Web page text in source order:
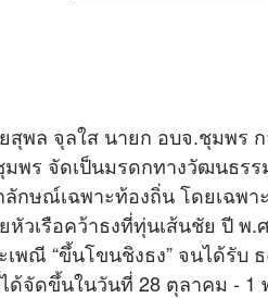
สุพล จุลใส นายก อบจ.ชุมพร
มพร จัดเป็นมรดกทางวัฒนธร
ลักษณ์เฉพาะท้องถิ่น โดยเฉพา
หัวเรือคว้าธงที่ทุ่นเส้นชัย ปี พ
เพณี “ขึ้นโขนชิงธง” จนได้รับ
ด้จัดขึ้นในวันที่ 28 ตุลาคม - 1